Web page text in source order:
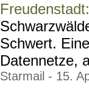
Schwert.
Datennetze,
Starmail - 15.